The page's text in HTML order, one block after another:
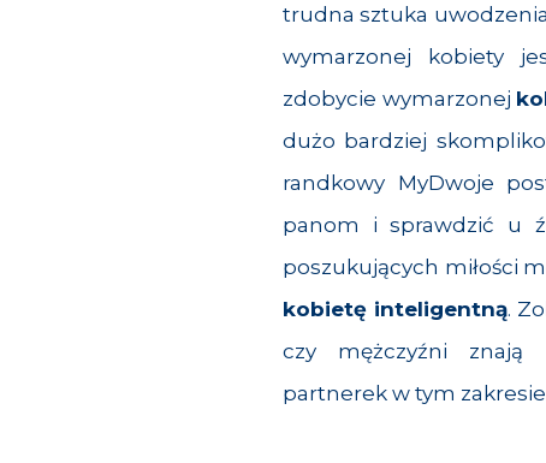
trudna sztuka
wymarzonej kobiety
zdobycie wymarzonej
dużo bardziej
randkowy MyDwoje
panom i sprawdzić u
poszukujących miłości
kobietę inteligentną.
czy mężczyźni znają
partnerek w tym